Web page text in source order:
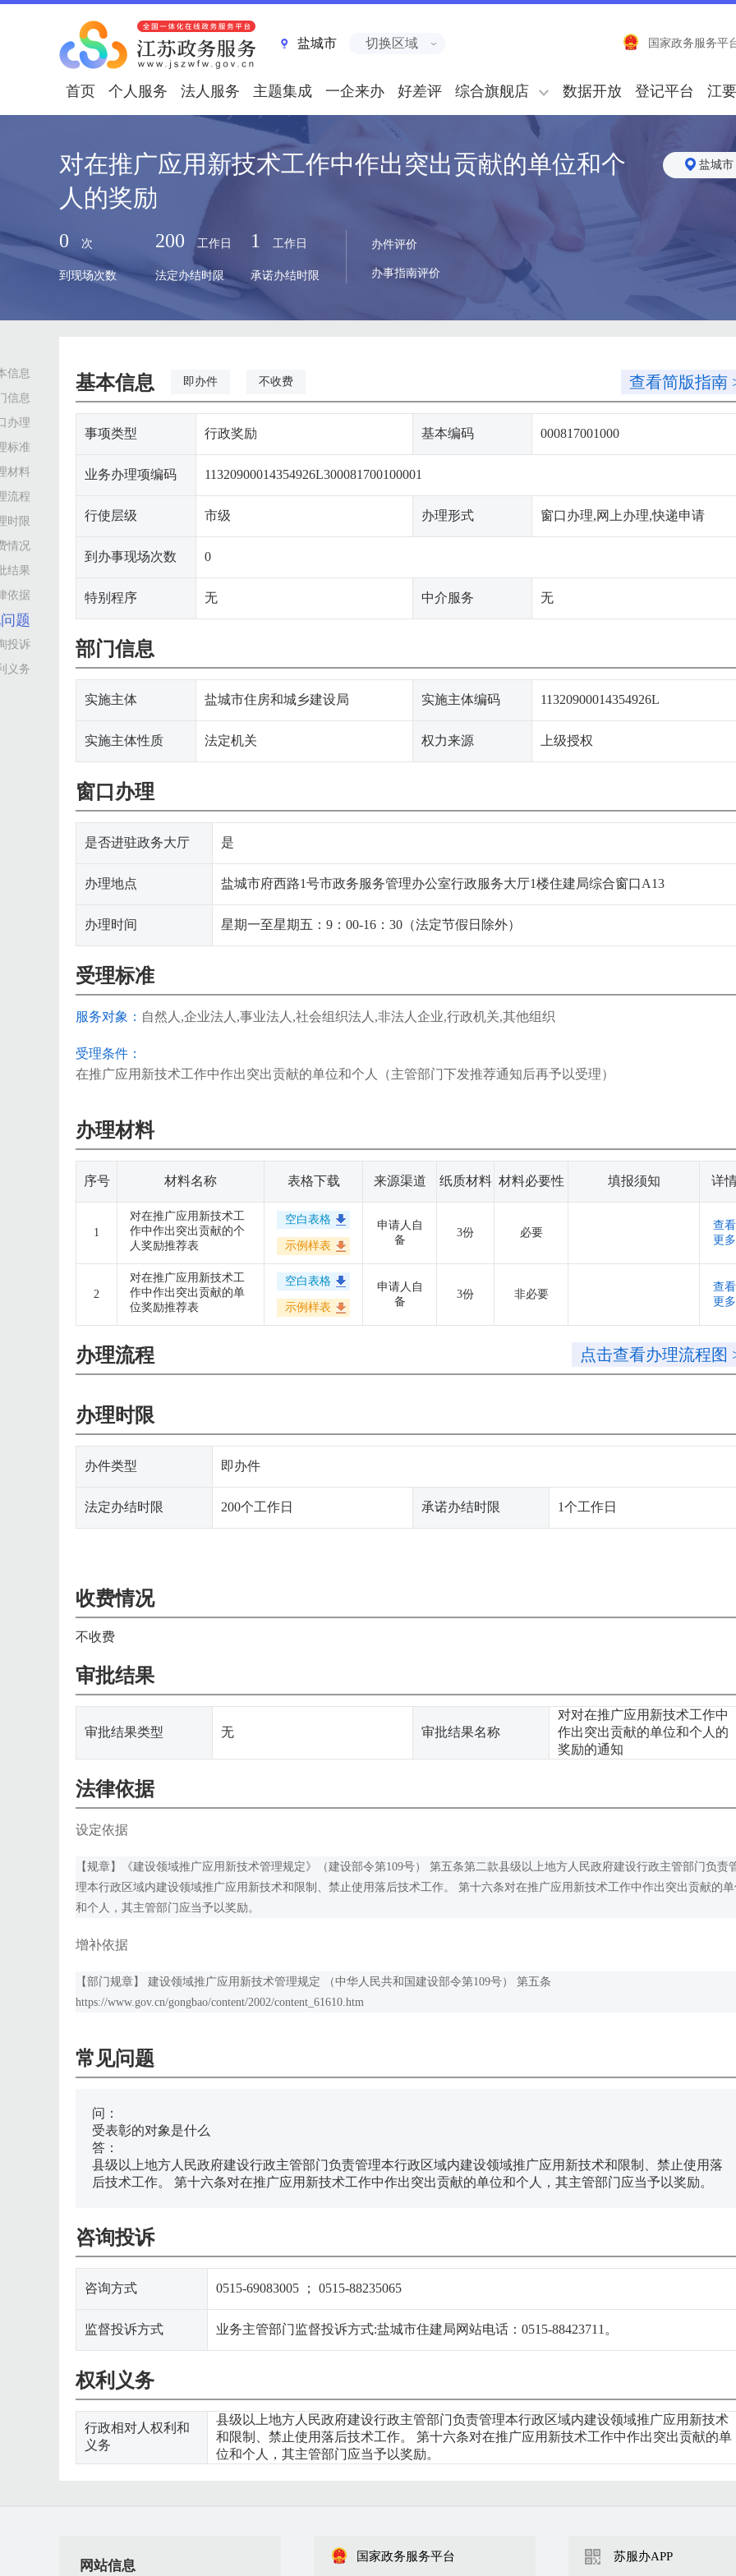
盐城市 切换区域 国家政务服务平
首页 个人服务 法人服务 主题集成 一企来办 好差评 综合旗舰店 数据开放 登记平台 江
对在推广应用新技术工作中作出突出贡献的单位和个
人的奖励
盐城市
0 次
到现场次数
200 工作日
法定办结时限
1 工作日
承诺办结时限
办件评价
办事指南评价
信息
信息
办理
标准
材料
流程
时限
情况
结果
依据
题
投诉
义务
基本信息 即办件 不收费 查看简版指南
事项类型 行政奖励 基本编码 000817001000
业务办理项编码 11320900014354926L300081700100001
行使层级 市级 办理形式 窗口办理,网上办理,快递申请
到办事现场次数 0
特别程序 无 中介服务 无
部门信息
实施主体 盐城市住房和城乡建设局 实施主体编码 11320900014354926L
实施主体性质 法定机关 权力来源 上级授权
窗口办理
是否进驻政务大厅 是
办理地点 盐城市府西路1号市政务服务管理办公室行政服务大厅1楼住建局综合窗口A13
办理时间 星期一至星期五：9：00-16：30（法定节假日除外）
受理标准
服务对象： 自然人,企业法人,事业法人,社会组织法人,非法人企业,行政机关,其他组织
受理条件：
在推广应用新技术工作中作出突出贡献的单位和个人（主管部门下发推荐通知后再予以受理）
办理材料
序号 材料名称 表格下载 来源渠道 纸质材料 材料必要性 填报须知 详
1
对在推广应用新技术工
作中作出突出贡献的个
人奖励推荐表
空白表格
示例样表
申请人自
备
3份 必要
查看
更多
2
对在推广应用新技术工
作中作出突出贡献的单
位奖励推荐表
空白表格
示例样表
申请人自
备
3份 非必要
查看
更多
办理流程 点击查看办理流程图
办理时限
办件类型 即办件
法定办结时限 200个工作日 承诺办结时限 1个工作日
收费情况
不收费
审批结果
审批结果类型 无 审批结果名称
对对在推广应用新技术工作中
作出突出贡献的单位和个人的
奖励的通知
法律依据
设定依据
【规章】《建设领域推广应用新技术管理规定》（建设部令第109号） 第五条第二款县级以上地方人民政府建设行政主管部门负责
理本行政区域内建设领域推广应用新技术和限制、禁止使用落后技术工作。 第十六条对在推广应用新技术工作中作出突出贡献的
和个人，其主管部门应当予以奖励。
增补依据
【部门规章】 建设领域推广应用新技术管理规定 （中华人民共和国建设部令第109号） 第五条
https://www.gov.cn/gongbao/content/2002/content_61610.htm
常见问题
问：
受表彰的对象是什么
答：
县级以上地方人民政府建设行政主管部门负责管理本行政区域内建设领域推广应用新技术和限制、禁止使用落
后技术工作。 第十六条对在推广应用新技术工作中作出突出贡献的单位和个人，其主管部门应当予以奖励。
咨询投诉
咨询方式 0515-69083005 ； 0515-88235065
监督投诉方式 业务主管部门监督投诉方式:盐城市住建局网站电话：0515-88423711。
权利义务
行政相对人权利和
义务
县级以上地方人民政府建设行政主管部门负责管理本行政区域内建设领域推广应用新技术
和限制、禁止使用落后技术工作。 第十六条对在推广应用新技术工作中作出突出贡献的单
位和个人，其主管部门应当予以奖励。
网站信息
国家政务服务平台 苏服办APP